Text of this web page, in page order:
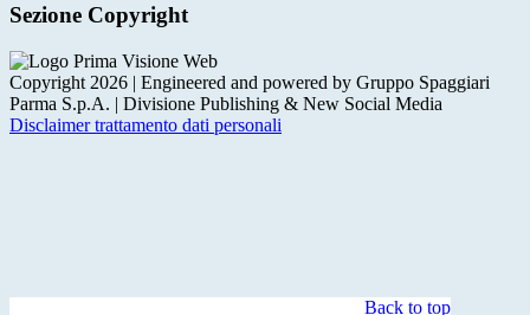
Sezione Copyright
Copyright 2026 | Engineered and powered by Gruppo Spaggiari
Parma S.p.A. | Divisione Publishing & New Social Media
Disclaimer trattamento dati personali
Back to top